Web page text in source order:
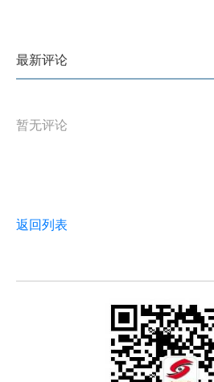
最新评论
暂无评论
返回列表